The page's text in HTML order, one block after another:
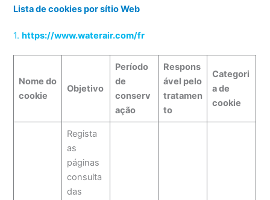
Lista de cookies por sítio Web
1.https://www.waterair.com/fr
Nome do
cookie
Objetivo
Período
de
conserv
ação
Respons
ável pelo
tratamen
to
Categori
a de
cookie
Regista
as
páginas
consulta
das